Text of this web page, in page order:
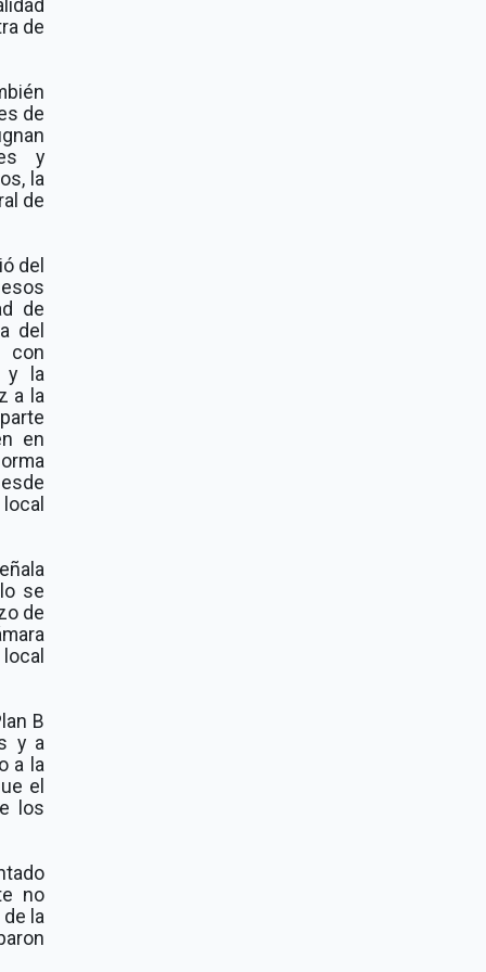
de
de
y
la
de
del
de
del
y la
a la
en
se
de
B
y a
a la
el
los
no
la